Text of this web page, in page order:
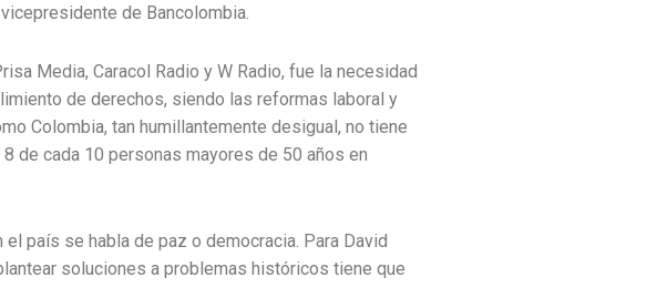
de Bancolombia.
Media, Caracol Radio y W Radio, fue la necesidad
de derechos, siendo las reformas laboral y
Colombia, tan humillantemente desigual, no tiene
de cada 10 personas mayores de 50 años en
país se habla de paz o democracia. Para David
soluciones a problemas históricos tiene que